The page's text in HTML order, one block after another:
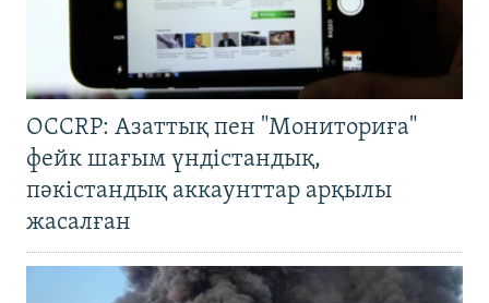
OCCRP: Азаттық пен "Мониториға"
фейк шағым үндістандық,
пәкістандық аккаунттар арқылы
жасалған